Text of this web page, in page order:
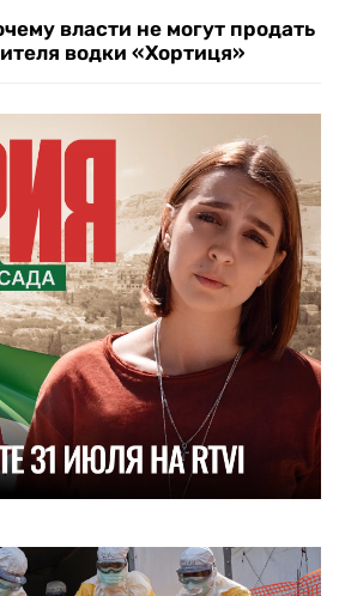
власти не могут продать
водки «Хортиця»